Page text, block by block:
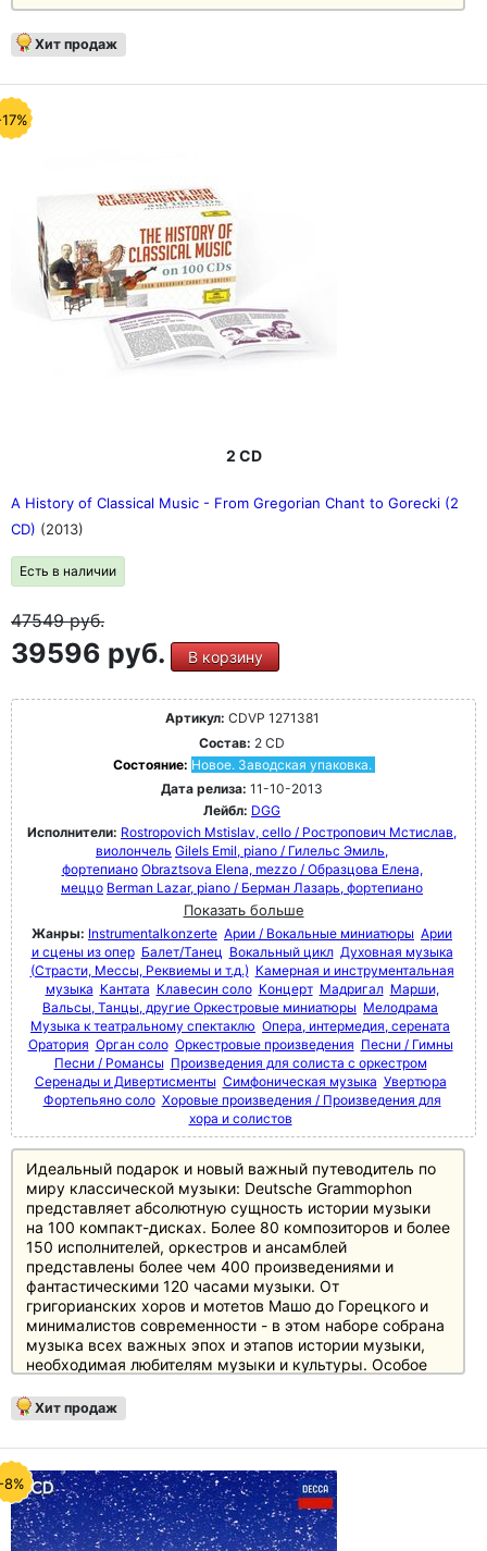
Хит продаж
2 CD
A History of Classical Music - From Gregorian Chant to Gorecki (2
CD) (2013)
Есть в наличии
47549руб.
39596 руб. В корзину
Артикул: CDVP 1271381
Состав: 2 CD
Состояние: Новое. Заводская упаковка.
Дата релиза: 11-10-2013
Лейбл: DGG
Исполнители: Rostropovich Mstislav, cello / Ростропович Мстислав,
виолончель Gilels Emil, piano / Гилельс Эмиль,
фортепиано Obraztsova Elena, mezzo / Образцова Елена,
меццо Berman Lazar, piano / Берман Лазарь, фортепиано
Показать больше
Жанры: Instrumentalkonzerte Арии / Вокальные миниатюры Арии
и сцены из опер Балет/Танец Вокальный цикл Духовная музыка
(Страсти, Мессы, Реквиемы и т.д.) Камерная и инструментальная
музыка Кантата Клавесин соло Концерт Мадригал Марши,
Вальсы, Танцы, другие Оркестровые миниатюры Мелодрама
Музыка к театральному спектаклю Опера, интермедия, серената
Оратория Орган соло Оркестровые произведения Песни / Гимны
Песни / Романсы Произведения для солиста с оркестром
Серенады и Дивертисменты Симфоническая музыка Увертюра
Фортепьяно соло Хоровые произведения / Произведения для
хора и солистов
Идеальный подарок и новый важный путеводитель по
миру классической музыки: Deutsche Grammophon
представляет абсолютную сущность истории музыки
на 100 компакт-дисках. Более 80 композиторов и более
150 исполнителей, оркестров и ансамблей
представлены более чем 400 произведениями и
фантастическими 120 часами музыки. От
григорианских хоров и мотетов Машо до Горецкого и
минималистов современности - в этом наборе собрана
музыка всех важных эпох и этапов истории музыки,
необходимая любителям музыки и культуры. Особое
классиками и романтиками, а также XX веку, который
представлен в боксе не менее чем 20 дисками.
полноцветный буклет с новым эссе британского автора
и музыкального критика Джереми Николаса, а также
краткими биографическими сведениями и
фотографиями каждого из представленных в боксе
композиторов.
Хит продаж
8%